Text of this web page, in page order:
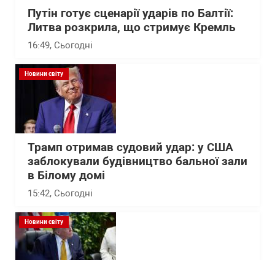
Путін готує сценарії ударів по Балтії:
Литва розкрила, що стримує Кремль
16:49, Сьогодні
Новини світу
Трамп отримав судовий удар: у США
заблокували будівництво бальної зали
в Білому домі
15:42, Сьогодні
Новини світу